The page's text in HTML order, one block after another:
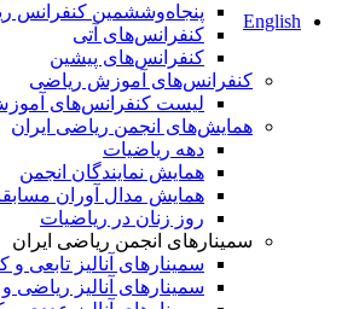
English
پنجاه‌و‌ششمین کنفرانس
کنفرانس‌های آتی
کنفرانس‎‌های پیشین
کنفرانس‌های آموزش ریاضی
لیست کنفرانس‌های
همایش‌های انجمن ریاضی ایران
دهه ریاضیات
همایش نمایندگان انجمن
همایش مدال آوران
روز زنان در ریاضیات
سمینارهای انجمن ریاضی ایران
سمینارهای آنالیز تابعی و
سمینارهای آنالیز ریاضی